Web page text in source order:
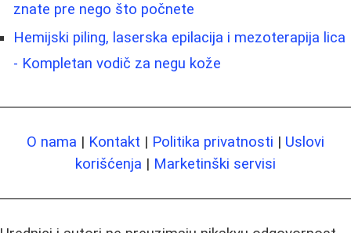
znate pre nego što počnete
Hemijski piling, laserska epilacija i mezoterapija lica
- Kompletan vodič za negu kože
O nama | Kontakt | Politika privatnosti | Uslovi
korišćenja | Marketinški servisi